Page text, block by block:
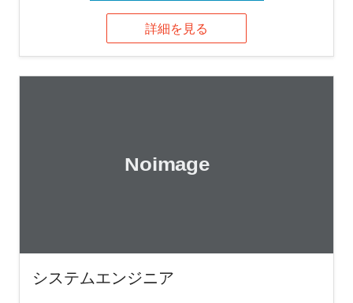
詳細を見る
システムエンジニア